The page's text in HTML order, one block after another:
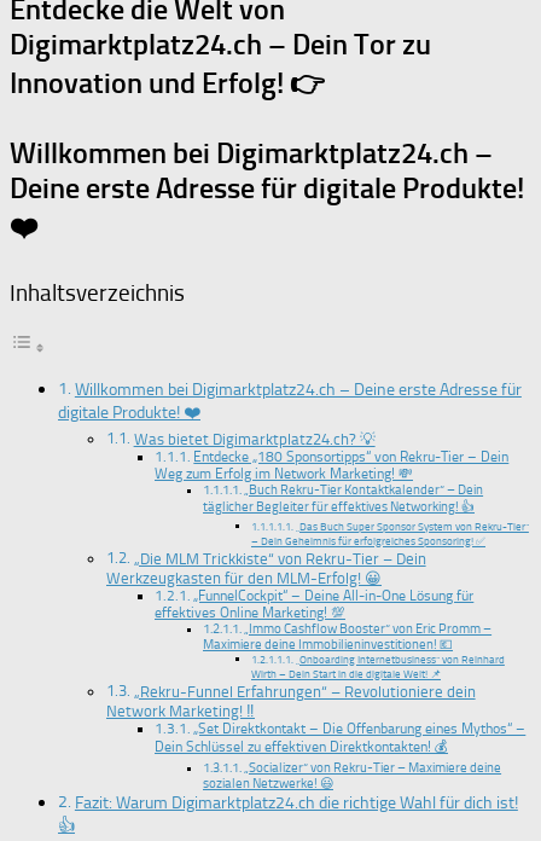
Entdecke die Welt von
Digimarktplatz24.ch – Dein Tor zu
Innovation und Erfolg! 👉
Willkommen bei Digimarktplatz24.ch –
Deine erste Adresse für digitale Produkte!
❤️
Inhaltsverzeichnis
Willkommen bei Digimarktplatz24.ch – Deine erste Adresse für
digitale Produkte! ❤️
Was bietet Digimarktplatz24.ch? 💡
Entdecke „180 Sponsortipps“ von Rekru-Tier – Dein
Weg zum Erfolg im Network Marketing! 💸
„Buch Rekru-Tier Kontaktkalender“ – Dein
täglicher Begleiter für effektives Networking! 👍
„Das Buch Super Sponsor System von Rekru-Tier“
– Dein Geheimnis für erfolgreiches Sponsoring! ✅
„Die MLM Trickkiste“ von Rekru-Tier – Dein
Werkzeugkasten für den MLM-Erfolg! 😀
„FunnelCockpit“ – Deine All-in-One Lösung für
effektives Online Marketing! 💯
„Immo Cashflow Booster“ von Eric Promm –
Maximiere deine Immobilieninvestitionen! 💶
„Onboarding Internetbusiness“ von Reinhard
Wirth – Dein Start in die digitale Welt! 📌
„Rekru-Funnel Erfahrungen“ – Revolutioniere dein
Network Marketing! ‼️
„Set Direktkontakt – Die Offenbarung eines Mythos“ –
Dein Schlüssel zu effektiven Direktkontakten! 💰
„Socializer“ von Rekru-Tier – Maximiere deine
sozialen Netzwerke! 😃
Fazit: Warum Digimarktplatz24.ch die richtige Wahl für dich ist!
👍